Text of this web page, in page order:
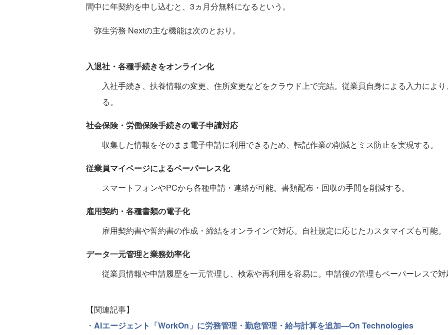
間中に年契約を申し込むと、3ヵ月分無料になるという。
弥生労務 Nextの主な機能は次のとおり。
入退社・各種手続きをオンライン化
入社手続き、扶養情報の変更、住所変更などをクラウド上で完結。従業員自身による入力によ
る。
社会保険・労働保険手続きの電子申請対応
収集した情報をそのまま電子申請に利用できるため、転記作業の削減とミス防止を実現する。
従業員マイページによるペーパーレス化
スマートフォンやPCから各種申請・連絡が可能。書類配布・回収の手間を削減する。
雇用契約・各種書類の電子化
雇用契約書や誓約書の作成・締結をオンラインで対応。自社規定に応じたカスタマイズも可能。
データ一元管理と業務効率化
従業員情報や申請履歴を一元管理し、検索や再利用を容易に。申請後の管理もペーパーレスで
【関連記事】
・ AIエージェント「WorkOn」に労務管理・勤怠管理・給与計算を追加—On Technologies